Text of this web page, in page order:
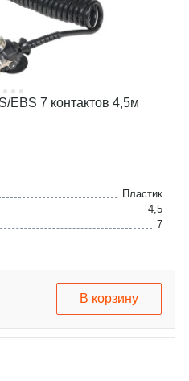
EBS 7 контактов 4,5м
Пластик
4,5
7
В корзину